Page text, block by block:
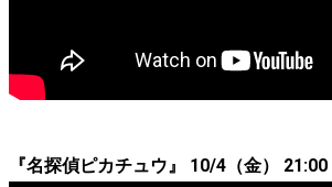
『名探偵ピカチュウ』 10/4（金）